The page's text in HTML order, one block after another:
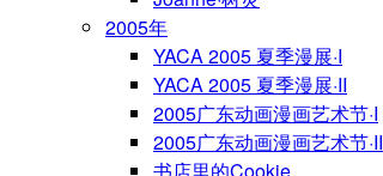
2005年
YACA 2005 夏季漫展·I
YACA 2005 夏季漫展·II
2005广东动画漫画艺术节·I
2005广东动画漫画艺术节·II